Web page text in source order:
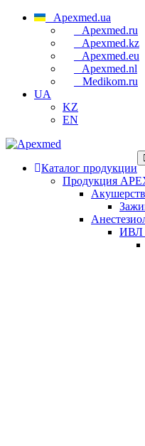
Apexmed.ua
Apexmed.ru
Apexmed.kz
Apexmed.eu
Apexmed.nl
Medikom.ru
UA
KZ
EN
Каталог продукции
Продукция
ИВЛ